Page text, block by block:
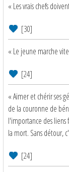
« Les vrais chefs
[30]
« Le jeune marche
[24]
« Aimer et chérir ses
de la couronne de
l'importance des
la mort. Sans détour,
[24]